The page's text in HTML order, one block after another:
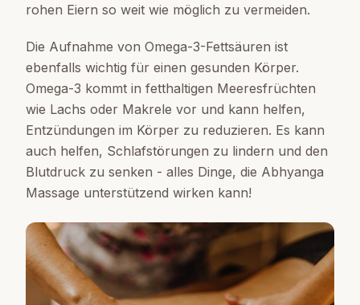
rohen Eiern so weit wie möglich zu vermeiden.
Die Aufnahme von Omega-3-Fettsäuren ist
ebenfalls wichtig für einen gesunden Körper.
Omega-3 kommt in fetthaltigen Meeresfrüchten
wie Lachs oder Makrele vor und kann helfen,
Entzündungen im Körper zu reduzieren. Es kann
auch helfen, Schlafstörungen zu lindern und den
Blutdruck zu senken - alles Dinge, die Abhyanga
Massage unterstützend wirken kann!